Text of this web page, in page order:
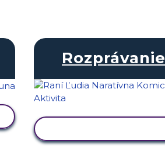
Rozprávanie